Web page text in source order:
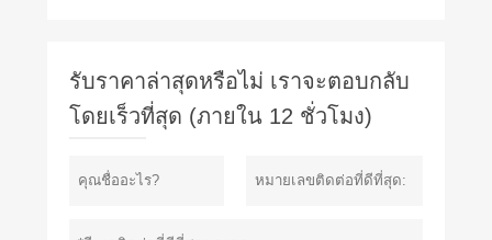
รับราคาล่าสุดหรือไม่ เราจะตอบกลับ
โดยเร็วที่สุด (ภายใน 12 ชั่วโมง)